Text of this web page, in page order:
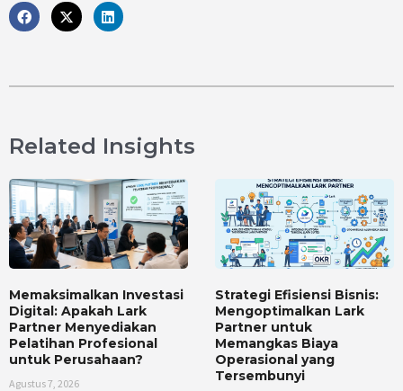
Related Insights
Memaksimalkan Investasi
Digital: Apakah Lark
Partner Menyediakan
Pelatihan Profesional
untuk Perusahaan?
Agustus 7, 2026
Strategi Efisiensi Bisnis:
Mengoptimalkan Lark
Partner untuk
Memangkas Biaya
Operasional yang
Tersembunyi